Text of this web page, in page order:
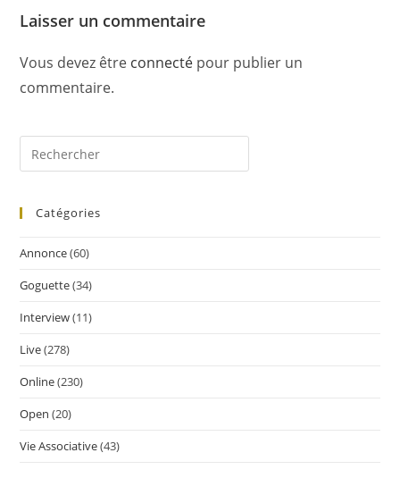
Laisser un commentaire
Vous devez être connecté pour publier un
commentaire.
Catégories
Annonce(60)
Goguette(34)
Interview(11)
Live(278)
Online(230)
Open (20)
Vie Associative(43)